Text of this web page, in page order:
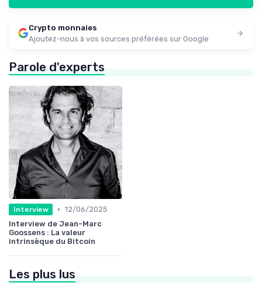
Crypto monnaies
Ajoutez-nous à vos sources préférées sur Google
Parole d'experts
Interview • 12/06/2025
Interview de Jean-Marc
Goossens : La valeur
intrinsèque du Bitcoin
Les plus lus